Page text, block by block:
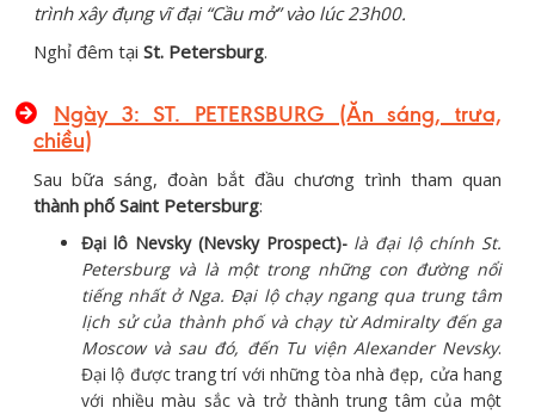
trình xây đụng vĩ đại “Cầu mở” vào lúc 23h00.
Nghỉ đêm tại St. Petersburg.
Ngày 3: ST. PETERSBURG (Ăn sáng, trưa,
chiều)
Sau bữa sáng, đoàn bắt đầu chương trình tham quan
thành phố Saint Petersburg:
Đại lô Nevsky (Nevsky Prospect)- là đại lộ chính St.
Petersburg và là một trong những con đường nổi
tiếng nhất ở Nga. Đại lộ chạy ngang qua trung tâm
lịch sử của thành phố và chạy từ Admiralty đến ga
Moscow và sau đó, đến Tu viện Alexander Nevsky.
Đại lộ được trang trí với những tòa nhà đẹp, cửa hang
với nhiều màu sắc và trở thành trung tâm của một